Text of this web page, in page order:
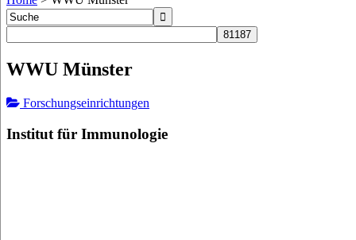
WWU Münster
Forschungseinrichtungen
Institut für Immunologie